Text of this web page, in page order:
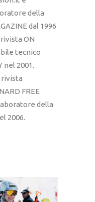
della
dal 1996
ON
tecnico
nel 2001.
rivista
FREE
della
2006.